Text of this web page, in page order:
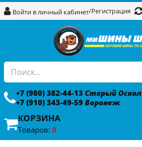
Войти в личный кабинет/Регистрация
+7 (980) 382-44-13 Старый Оскол
+7 (910) 343-49-59 Воронеж
КОРЗИНА
Товаров: 0